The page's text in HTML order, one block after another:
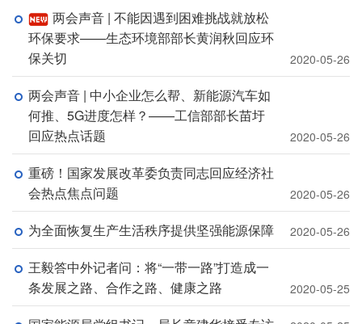
两会声音 | 不能因遇到困难挑战就放松
环保要求——生态环境部部长黄润秋回应环
保关切
2020-05-26
两会声音 | 中小企业怎么帮、新能源汽车如
何推、5G进度怎样？——工信部部长苗圩
回应热点话题
2020-05-26
重磅！国家发展改革委负责同志回应经济社
会热点焦点问题
2020-05-26
为全面恢复生产生活秩序提供坚强能源保障 2020-05-26
王毅答中外记者问：将“一带一路”打造成一
条发展之路、合作之路、健康之路
2020-05-25